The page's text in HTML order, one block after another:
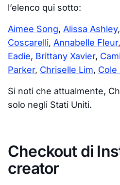
l’elenco qui sotto:
Aimee Song, Alissa Ashley,
Coscarelli, Annabelle Fleur,
Eadie, Brittany Xavier,
Parker, Chriselle Lim, Cole
Si noti che attualmente,
solo negli Stati Uniti.
Checkout di
creator